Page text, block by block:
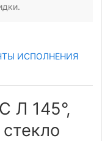
ИСПОЛНЕНИЯ
Л 145°,